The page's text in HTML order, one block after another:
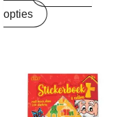
opties